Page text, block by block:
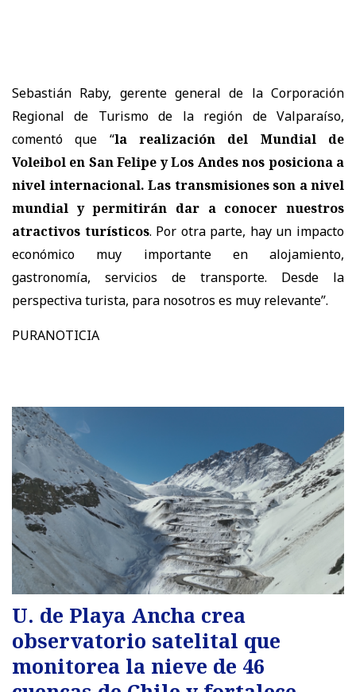
Sebastián Raby, gerente general de la Corporación
Regional de Turismo de la región de Valparaíso,
comentó que “la realización del Mundial de
Voleibol en San Felipe y Los Andes nos posiciona a
nivel internacional. Las transmisiones son a nivel
mundial y permitirán dar a conocer nuestros
atractivos turísticos. Por otra parte, hay un impacto
económico muy importante en alojamiento,
gastronomía, servicios de transporte. Desde la
perspectiva turista, para nosotros es muy relevante”.
PURANOTICIA
U. de Playa Ancha crea
observatorio satelital que
monitorea la nieve de 46